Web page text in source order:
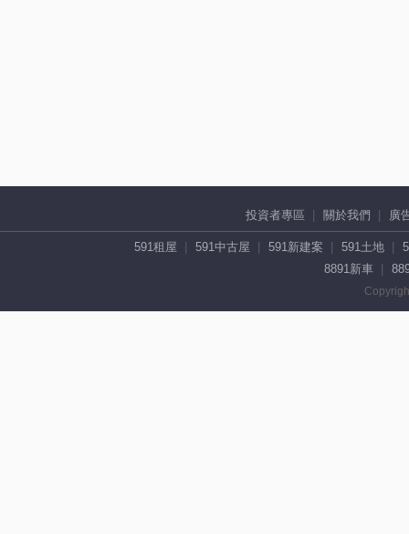
投資者專區 關於我們 廣
591租屋 591中古屋 591新建案 591土地
8891新車